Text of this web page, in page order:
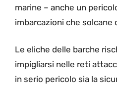
marine – anche un
imbarcazioni che solcane
Le eliche delle barche
impigliarsi nelle reti
in serio pericolo sia la